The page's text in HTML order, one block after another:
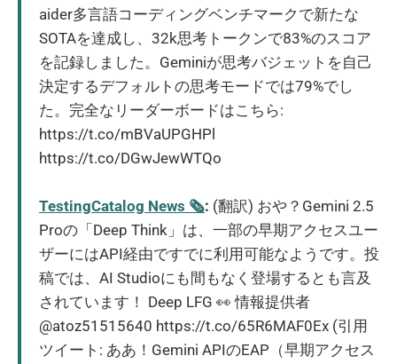
aider多言語コーディングベンチマークで新たな
SOTAを達成し、32k思考トークンで83%のスコア
を記録しました。Geminiが思考バジェットを自己
決定するデフォルトの思考モードでは79%でし
た。完全なリーダーボードはこちら:
https://t.co/mBVaUPGHPl
https://t.co/DGwJewWTQo
TestingCatalog News 🗞: (翻訳) おや？Gemini 2.5
Proの「Deep Think」は、一部の早期アクセスユー
ザーにはAPI経由ですでに利用可能なようです。投
稿では、AI Studioにも間もなく登場するとも言及
されています！ Deep LFG 👀 情報提供者
@atoz51515640 https://t.co/65R6MAF0Ex (引用
ツイート: ああ！Gemini APIのEAP（早期アクセス